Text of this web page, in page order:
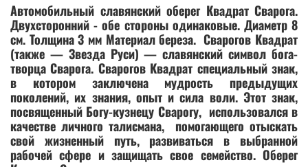
Автомобильный славянский оберег Квадрат Сварога.
Двухсторонний - обе стороны одинаковые. Диаметр 8
см. Толщина 3 мм Материал береза. Сварогов Квадрат
(также — Звезда Руси) — славянский символ бога-
творца Сварога. Сварогов Квадрат специальный знак,
в котором заключена мудрость предыдущих
поколений, их знания, опыт и сила воли. Этот знак,
посвященный Богу-кузнецу Сварогу, использовался в
качестве личного талисмана, помогающего отыскать
свой жизненный путь, развиваться в выбранной
рабочей сфере и защищать свое семейство. Оберег